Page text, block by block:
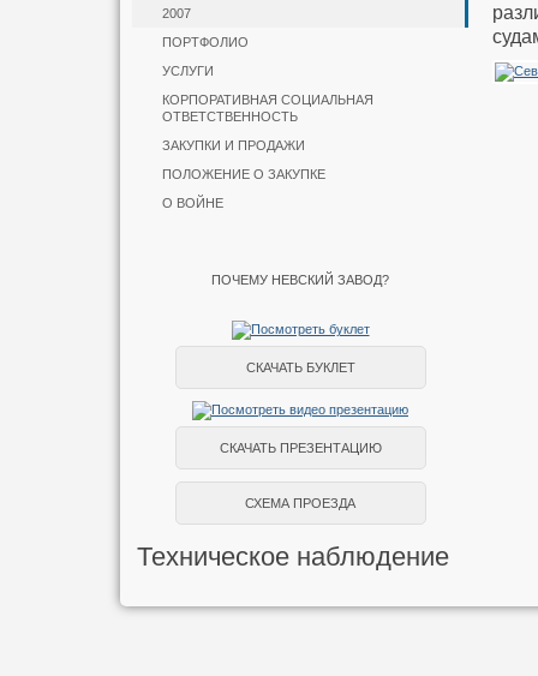
2007
ПОРТФОЛИО
УСЛУГИ
КОРПОРАТИВНАЯ СОЦИАЛЬНАЯ
ОТВЕТСТВЕННОСТЬ
ЗАКУПКИ И ПРОДАЖИ
ПОЛОЖЕНИЕ О ЗАКУПКЕ
О ВОЙНЕ
ПОЧЕМУ НЕВСКИЙ ЗАВОД?
СКАЧАТЬ БУКЛЕТ
СКАЧАТЬ ПРЕЗЕНТАЦИЮ
СХЕМА ПРОЕЗДА
Техническое наблюдение